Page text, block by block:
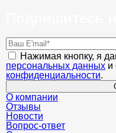
Нажимая кнопку, я
персональных данных и
конфиденциальности.
О компании
Отзывы
Новости
Вопрос-ответ